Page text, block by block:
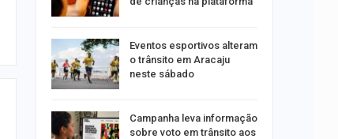
Eventos esportivos alteram
o trânsito em Aracaju
neste sábado
Campanha leva informação
sobre voto em trânsito aos